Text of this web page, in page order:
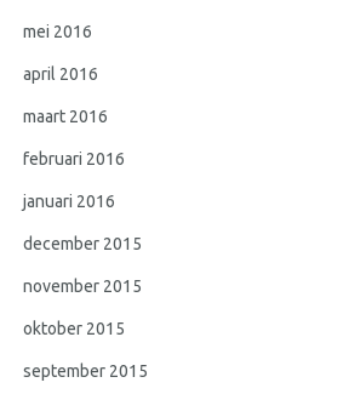
mei 2016
april 2016
maart 2016
februari 2016
januari 2016
december 2015
november 2015
oktober 2015
september 2015